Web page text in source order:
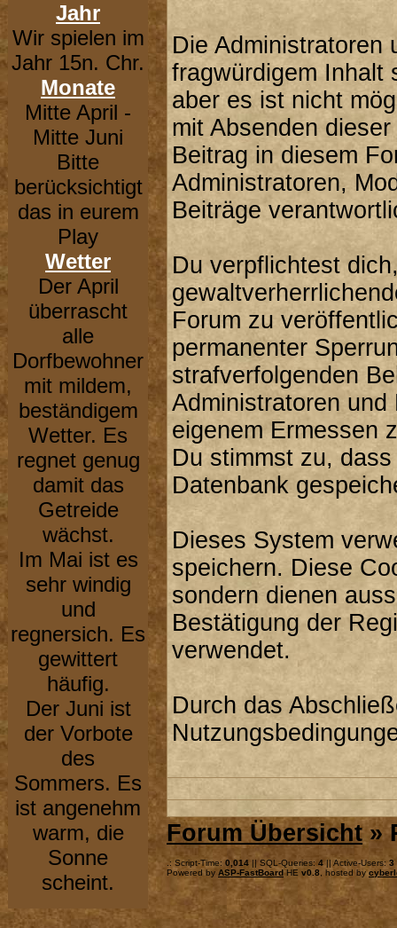
Jahr
Wir spielen im
Jahr 15n. Chr.
Monate
Mitte April -
Mitte Juni
Bitte
berücksichtigt
das in eurem
Play
Wetter
Der April
überrascht
alle
Dorfbewohner
mit mildem,
beständigem
Wetter. Es
regnet genug
damit das
Getreide
wächst.
Im Mai ist es
sehr windig
und
regnersich. Es
gewittert
häufig.
Der Juni ist
der Vorbote
des
Sommers. Es
ist angenehm
warm, die
Sonne
scheint.
Die Administratoren
fragwürdigem Inhalt
aber es ist nicht
mit Absenden
Beitrag in diesem
Administratoren,
Beiträge
Du verpflichtest
Forum zu
permanenter
strafverfolgenden
Administratoren
eigenem Ermessen
Du stimmst zu,
Datenbank
Dieses System
speichern. Diese
sondern dienen
Bestätigung der
verwendet.
Durch das
Forum Übersicht»
.: Script-Time: 0,014 || SQL-Queries: 4 || Active-Users: 3
Powered by ASP-FastBoard HE v0.8 , hosted by